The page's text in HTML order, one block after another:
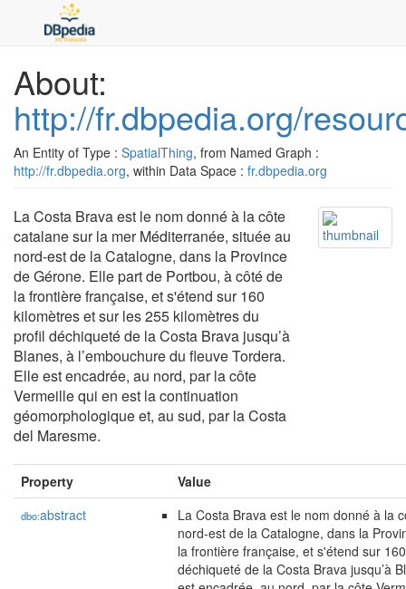
About:
http://fr.dbpedia.org/
An Entity of Type : SpatialThing, from Named Graph :
http://fr.dbpedia.org, within Data Space : fr.dbpedia.org
La Costa Brava est le nom donné à la côte
catalane sur la mer Méditerranée, située au
nord-est de la Catalogne, dans la Province
de Gérone. Elle part de Portbou, à côté de
la frontière française, et s'étend sur 160
kilomètres et sur les 255 kilomètres du
profil déchiqueté de la Costa Brava jusqu’à
Blanes, à l’embouchure du fleuve Tordera.
Elle est encadrée, au nord, par la côte
Vermeille qui en est la continuation
géomorphologique et, au sud, par la Costa
del Maresme.
Property Value
dbo:abstract
La Costa Brava est le nom donné à la
nord-est de la Catalogne, dans la
la frontière française, et s'étend sur
déchiqueté de la Costa Brava jusqu’à